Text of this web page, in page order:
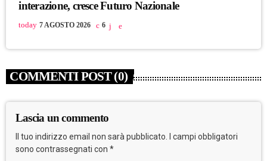
interazione, cresce Futuro Nazionale
today 7 AGOSTO 2026 6
COMMENTI POST (0)
Lascia un commento
Il tuo indirizzo email non sarà pubblicato. I campi obbligatori
sono contrassegnati con *